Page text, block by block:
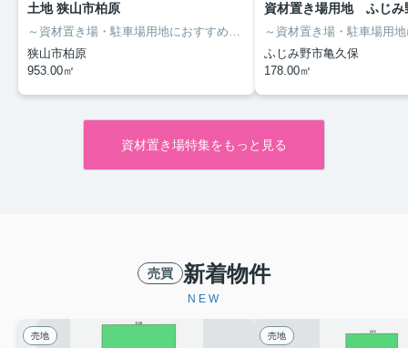
土地 狭山市柏原
～資材置き場・駐車場用地におすすめ～ ・敷地面積約953㎡、約288坪
狭山市柏原
953.00㎡
資材置き場用地 ふじみ
ふじみ野市亀久保
178.00㎡
資材置き場特集をもっと見る
売買 新着物件
NEW
売地 売地